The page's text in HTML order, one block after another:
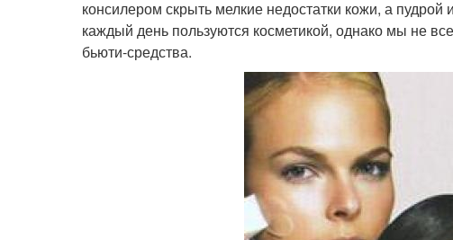
консилером скрыть мелкие недостатки кожи, а
каждый день пользуются косметикой, однако мы не
бьюти-средства.